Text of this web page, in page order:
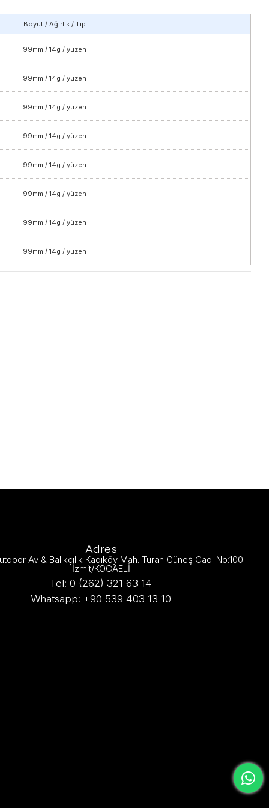
Boyut / Ağırlık / Tip
99mm / 14g / yüzen
99mm / 14g / yüzen
99mm / 14g / yüzen
99mm / 14g / yüzen
99mm / 14g / yüzen
99mm / 14g / yüzen
99mm / 14g / yüzen
99mm / 14g / yüzen
Adres
Av & Balıkçılık Kadıköy Mah. Turan Güneş Cad. No:100
İzmit/KOCAELİ
Tel: 0 (262) 321 63 14
Whatsapp: +90 539 403 13 10